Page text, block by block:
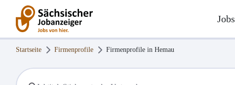
Jobs
Startseite Firmenprofile Firmenprofile in Hemau